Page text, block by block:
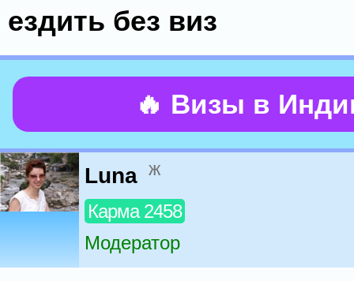
ездить без виз
🔥 Визы в
Luna ж
Карма 2458
Модератор